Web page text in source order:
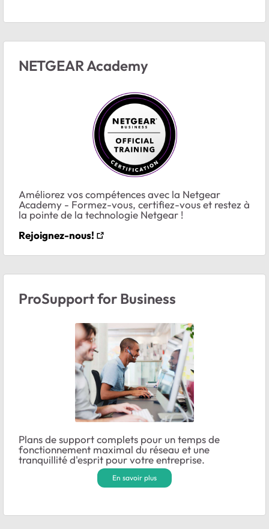
NETGEAR Academy
Améliorez vos compétences avec la Netgear
Academy - Formez-vous, certifiez-vous et restez à
la pointe de la technologie Netgear !
Rejoignez-nous!
ProSupport for Business
Plans de support complets pour un temps de
fonctionnement maximal du réseau et une
tranquillité d'esprit pour votre entreprise.
En savoir plus